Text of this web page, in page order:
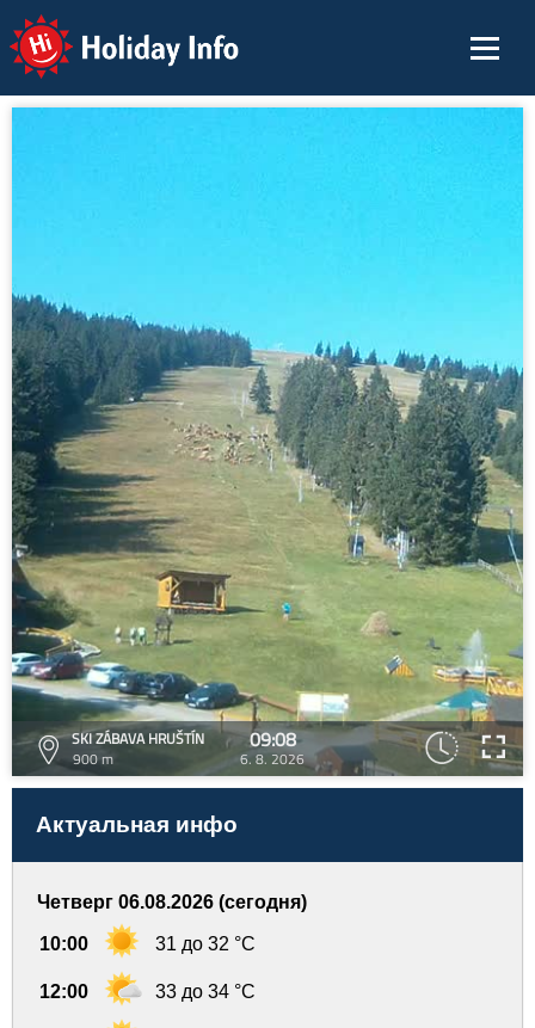
Holiday Info
SKI ZÁBAVA HRUŠTÍN
900 m
09:08
6. 8. 2026
Актуальная инфо
Четверг 06.08.2026 (сегодня)
10:00 31 до 32 °C
12:00 33 до 34 °C